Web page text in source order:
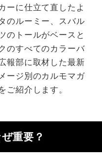
ーに仕立て直したよ
のルーミー、スバル
のトールがベースと
のすべてのカラーバ
報部に取材した最新
ージ別のカルモマガ
ご紹介します。
重要？